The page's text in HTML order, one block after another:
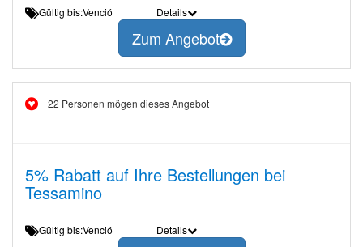
Gültig bis:Venció Details
Zum Angebot
22 Personen mögen dieses Angebot
5% Rabatt auf Ihre Bestellungen bei
Tessamino
Gültig bis:Venció Details